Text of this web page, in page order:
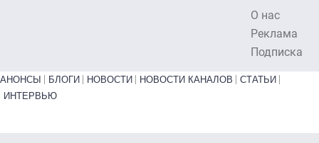
О нас
Реклама
Подписка
Primary links bottom
АНОНСЫ БЛОГИ НОВОСТИ НОВОСТИ КАНАЛОВ
СТАТЬИ
ИНТЕРВЬЮ